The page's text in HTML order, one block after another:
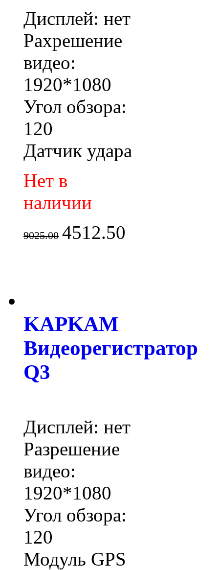
Дисплей: нет
Рахрешение
видео:
1920*1080
Угол обзора:
120
Датчик удара
Нет в
наличии
9025.00 4512.50
KAPKAM
Видеорегистратор
Q3
Дисплей: нет
Разрешение
видео:
1920*1080
Угол обзора:
120
Модуль GPS